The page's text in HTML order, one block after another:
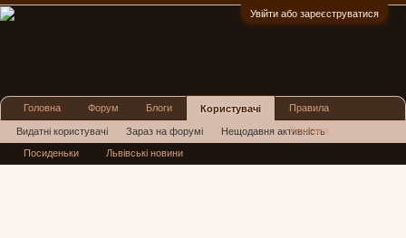
Увійти або зареєструватися
Головна Форум Блоги Користувачі
Видатні користувачі Зараз на форумі Нещодавня активність
Нові повідомлення профілю
Правила
Реклама
Посиденьки Львівські новини